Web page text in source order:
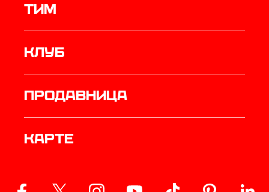
ТИМ
Клуб
продавница
Карте